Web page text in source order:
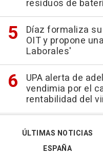
residuos de
Díaz formaliza
OIT y propone
Laborales'
UPA alerta de
vendimia por el
rentabilidad del
ÚLTIMAS NOTICIAS
ESPAÑA